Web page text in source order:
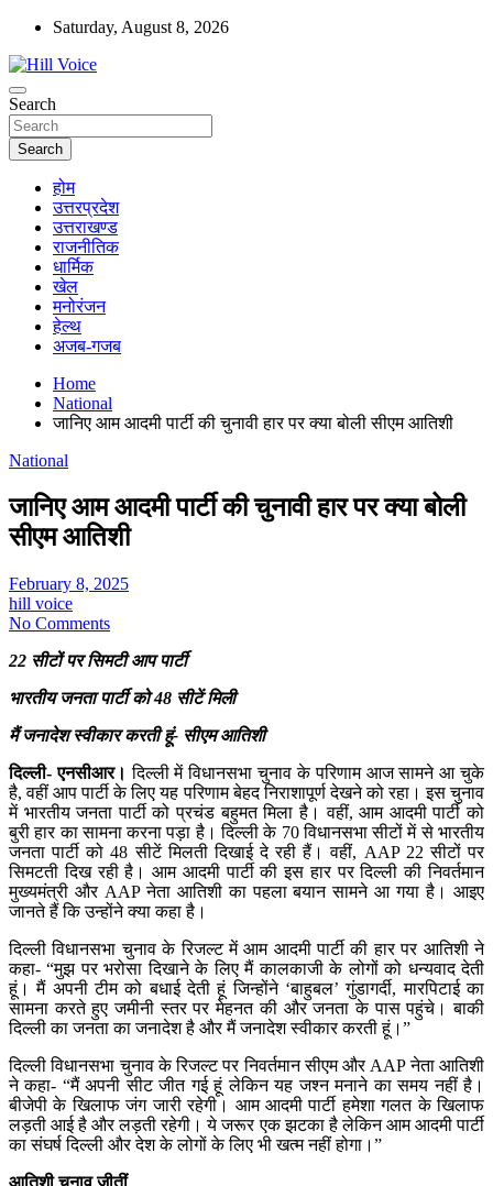
Skip
content
Saturday, August 8, 2026
Hill Voice
न्यूज़ पोर्टल
Search
Search
होम
उत्तरप्रदेश
उत्तराखण्ड
राजनीतिक
धार्मिक
खेल
मनोरंजन
हेल्थ
अजब-गजब
Home
National
जानिए आम आदमी पार्टी की चुनावी हार पर क्या बोली सीएम आतिशी
National
जानिए आम आदमी पार्टी की चुनावी हार पर क्या बोली
सीएम आतिशी
February 8, 2025
hill voice
No Comments
22 सीटों पर सिमटी आप पार्टी
भारतीय जनता पार्टी को 48 सीटें मिली
मैं जनादेश स्वीकार करती हूं- सीएम आतिशी
दिल्ली- एनसीआर। दिल्ली में विधानसभा चुनाव के परिणाम आज सामने आ चुके
है, वहीं आप पार्टी के लिए यह परिणाम बेहद निराशापूर्ण देखने को रहा। इस चुनाव
में भारतीय जनता पार्टी को प्रचंड बहुमत मिला है। वहीं, आम आदमी पार्टी को
बुरी हार का सामना करना पड़ा है। दिल्ली के 70 विधानसभा सीटों में से भारतीय
जनता पार्टी को 48 सीटें मिलती दिखाई दे रही हैं। वहीं, AAP 22 सीटों पर
सिमटती दिख रही है। आम आदमी पार्टी की इस हार पर दिल्ली की निवर्तमान
मुख्यमंत्री और AAP नेता आतिशी का पहला बयान सामने आ गया है। आइए
जानते हैं कि उन्होंने क्या कहा है।
दिल्ली विधानसभा चुनाव के रिजल्ट में आम आदमी पार्टी की हार पर आतिशी ने
कहा- “मुझ पर भरोसा दिखाने के लिए मैं कालकाजी के लोगों को धन्यवाद देती
हूं। मैं अपनी टीम को बधाई देती हूं जिन्होंने ‘बाहुबल’ गुंडागर्दी, मारपिटाई का
सामना करते हुए जमीनी स्तर पर मेहनत की और जनता के पास पहुंचे। बाकी
दिल्ली का जनता का जनादेश है और मैं जनादेश स्वीकार करती हूं।”
दिल्ली विधानसभा चुनाव के रिजल्ट पर निवर्तमान सीएम और AAP नेता आतिशी
ने कहा- “मैं अपनी सीट जीत गई हूं लेकिन यह जश्न मनाने का समय नहीं है।
बीजेपी के खिलाफ जंग जारी रहेगी। आम आदमी पार्टी हमेशा गलत के खिलाफ
लड़ती आई है और लड़ती रहेगी। ये जरूर एक झटका है लेकिन आम आदमी पार्टी
का संघर्ष दिल्ली और देश के लोगों के लिए भी खत्म नहीं होगा।”
आतिशी चुनाव जीतीं